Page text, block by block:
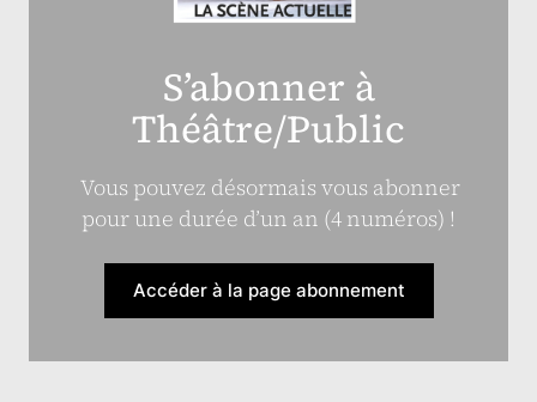
S’abonner à
Théâtre/Public
Vous pouvez désormais vous abonner
pour une durée d’un an (4 numéros) !
Accéder à la page abonnement